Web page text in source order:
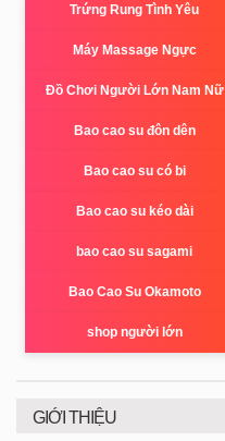
Trứng Rung Tình Yêu
Máy Massage Ngực
Đồ Chơi Người Lớn Nam Nữ
Bao cao su đôn dên
Bao cao su có bi
Bao cao su kéo dài
bao cao su sagami
Bao Cao Su Okamoto
shop người lớn
GIỚI THIỆU